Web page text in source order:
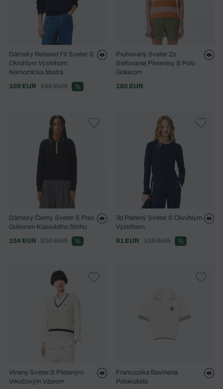
Dámsky Relaxed Fit Sveter S
Okrúhlym Výstrihom
Námornícka Modrá
109 EUR
155 EUR %
Pruhovaný Sveter Zo
Sieťovanej Pleteniny S Polo
Golierom
165 EUR
Dámsky Čierny Sveter S Polo
Golierom Klasického Strihu
154 EUR
220 EUR %
3d Pletený Sveter S Okrúhlym
Výstrihom
81 EUR
135 EUR %
Vlnený Sveter S Pleteným
Vrkočovým Vzorom
Francúzska Bavlnená
Polokošeľa